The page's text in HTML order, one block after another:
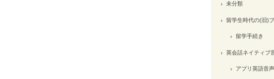
未分類
留学生時代の(旧)
留学手続き
英会話ネイティブ
アプリ英語音声